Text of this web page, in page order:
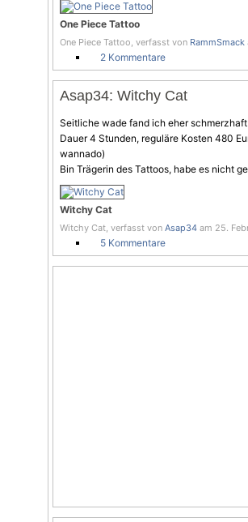
One Piece Tattoo
One Piece Tattoo, verfasst von RammSmack
2 Kommentare
Asap34: Witchy Cat
Seitliche wade fand ich eher
Dauer 4 Stunden, reguläre Kosten 480
wannado)
Bin Trägerin des Tattoos, habe es nicht
Witchy Cat
Witchy Cat, verfasst von Asap34 am 25.
5 Kommentare